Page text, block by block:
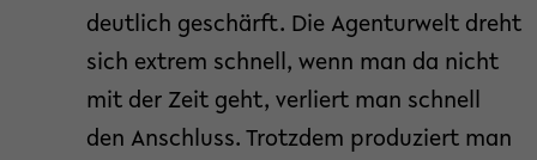
deutlich geschärft. Die Agenturwelt dreht
sich extrem schnell, wenn man da nicht
mit der Zeit geht, verliert man schnell
den Anschluss. Trotzdem produziert man